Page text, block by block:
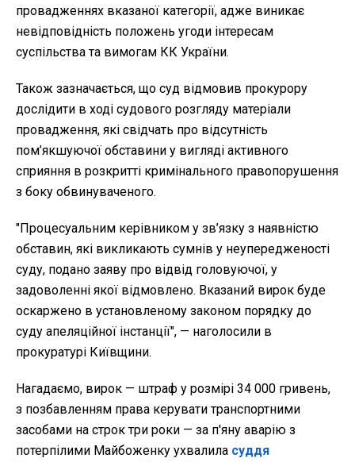
провадженнях вказаної категорії, адже виникає
невідповідність положень угоди інтересам
суспільства та вимогам КК України.
Також зазначається, що суд відмовив прокурору
дослідити в ході судового розгляду матеріали
провадження, які свідчать про відсутність
пом’якшуючої обставини у вигляді активного
сприяння в розкритті кримінального правопорушення
з боку обвинуваченого.
"Процесуальним керівником у зв’язку з наявністю
обставин, які викликають сумнів у неупередженості
суду, подано заяву про відвід головуючої, у
задоволенні якої відмовлено. Вказаний вирок буде
оскаржено в установленому законом порядку до
суду апеляційної інстанції", — наголосили в
прокуратурі Київщини.
Нагадаємо, вирок — штраф у розмірі 34 000 гривень,
з позбавленням права керувати транспортними
засобами на строк три роки — за п'яну аварію з
потерпілими Майбоженку ухвалила суддя